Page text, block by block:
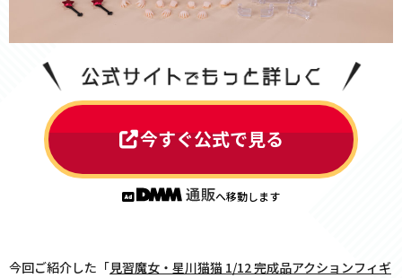
今すぐ公式で見る
へ移動します
今回ご紹介した「見習魔女・星川猫猫 1/12 完成品アクションフィギ